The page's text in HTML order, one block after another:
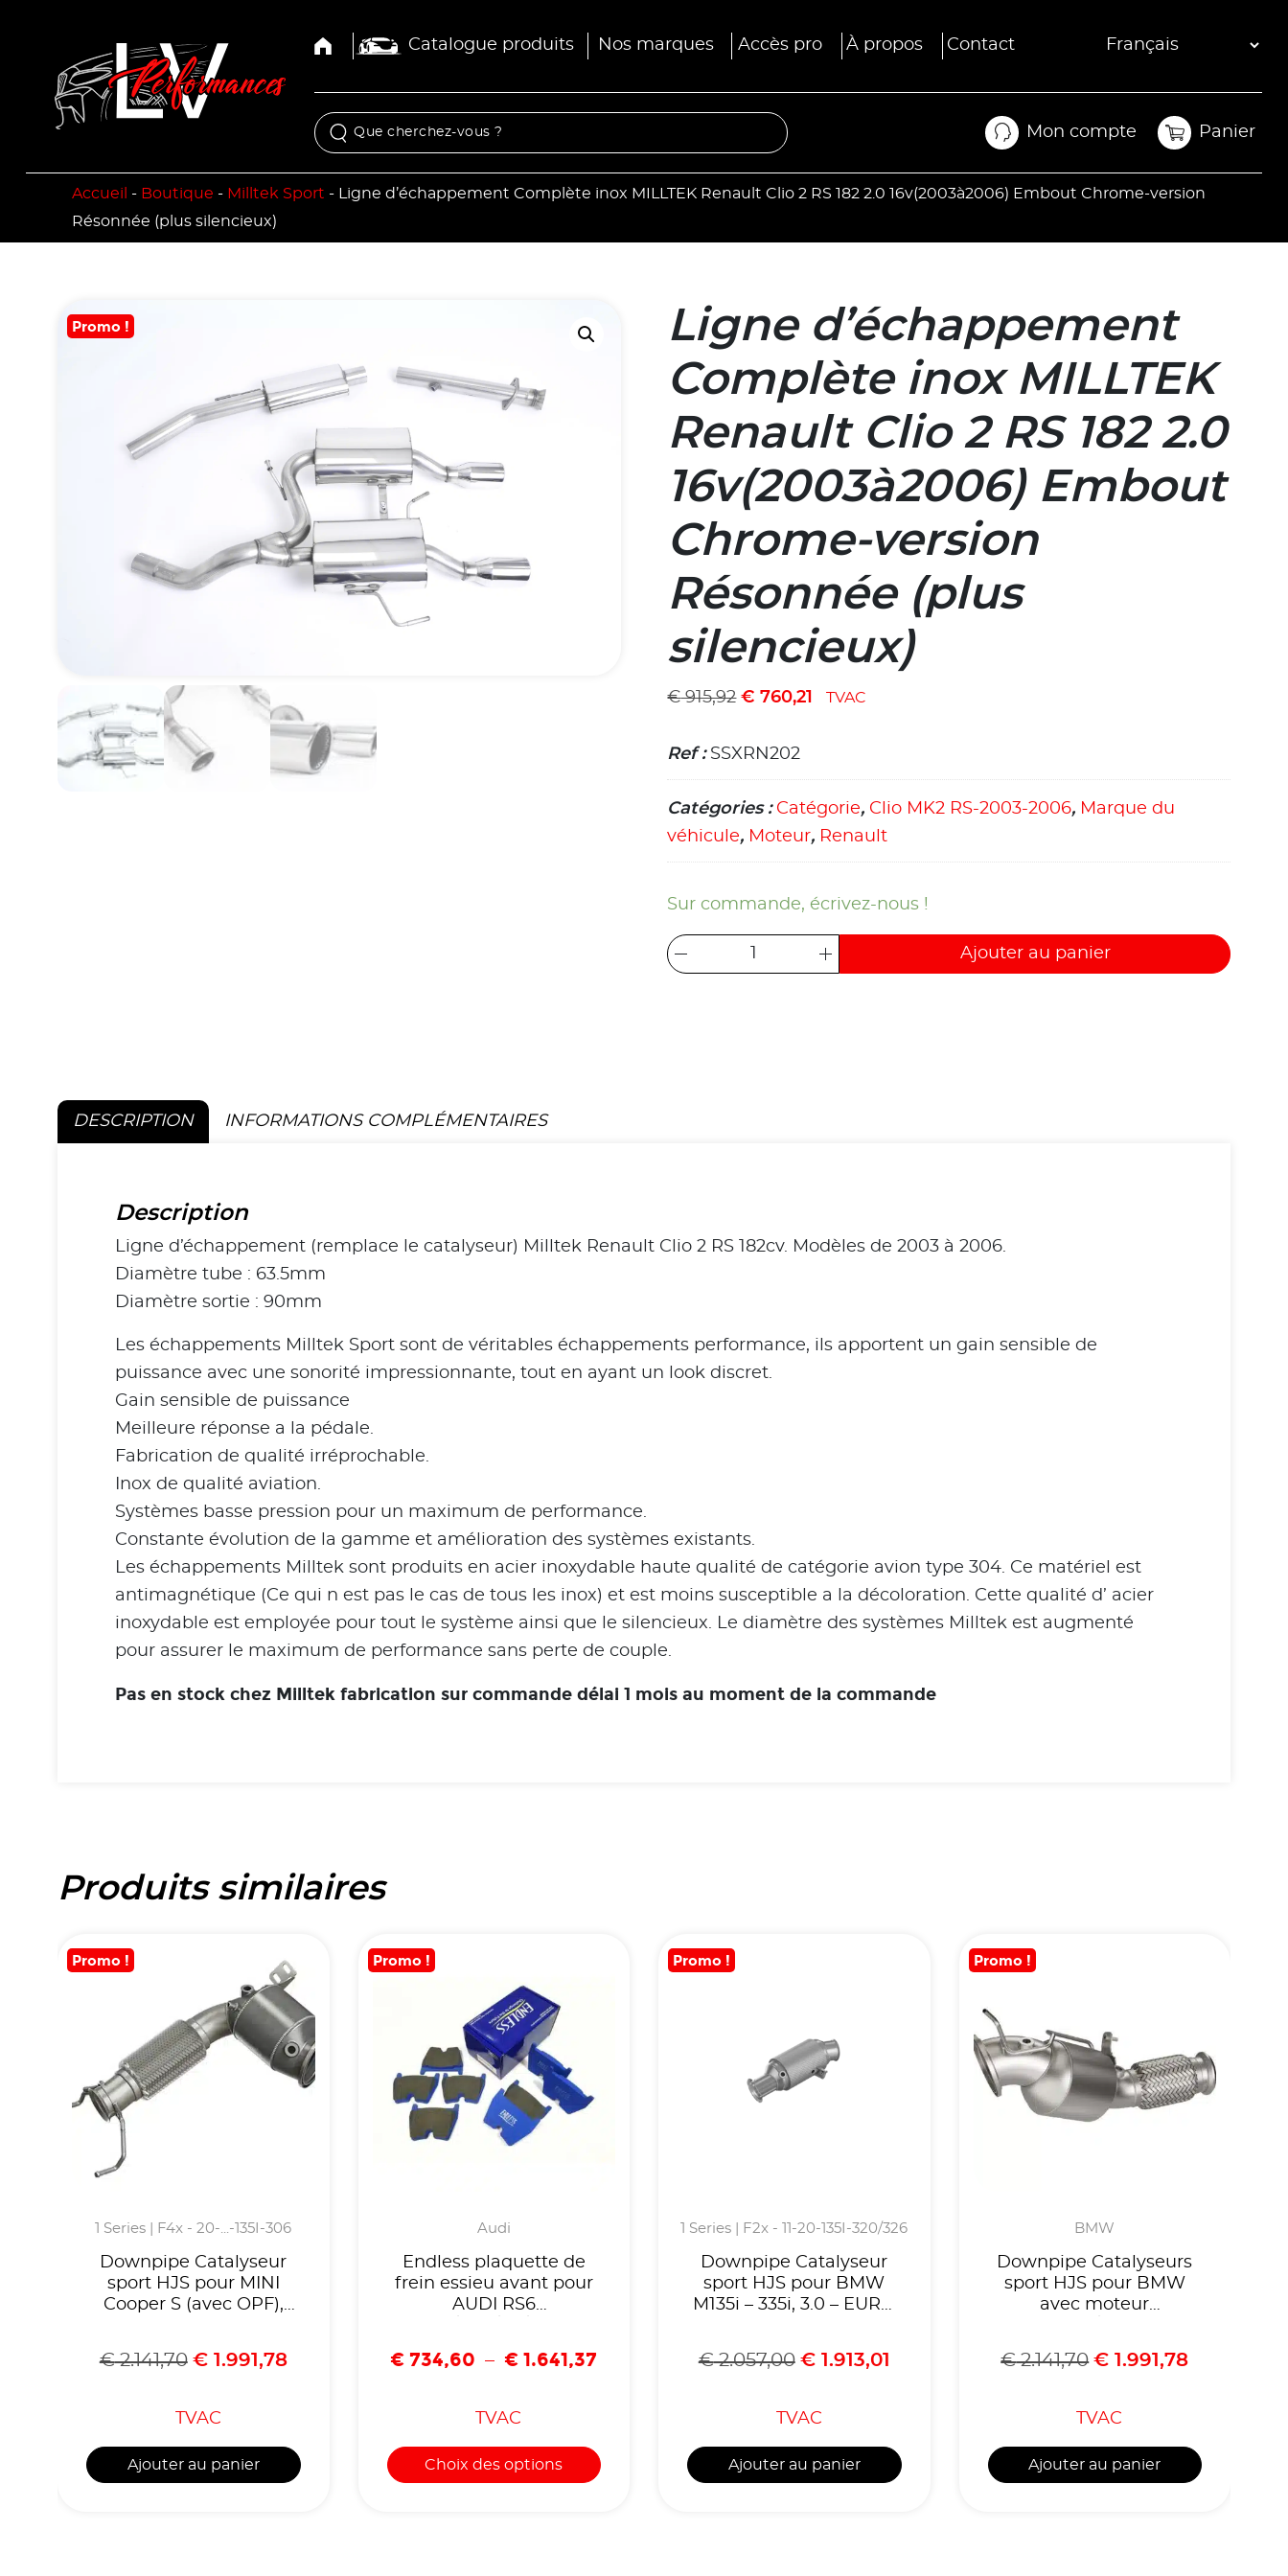
Catalogue produits Nos marques Accès pro À propos Contact
Mon compte
Mon compte
Panier
Panier
Accueil - Boutique - Milltek Sport - Ligne d’échappement Complète inox MILLTEK Renault Clio 2 RS 182 2.0 16v(2003à2006) Embout Chrome-version
Résonnée (plus silencieux)
Promo !
Ligne d’échappement
Complète inox MILLTEK
Renault Clio 2 RS 182 2.0
16v(2003à2006) Embout
Chrome-version
Résonnée (plus
silencieux)
€915,92 € 760,21 TVAC
Ref : SSXRN202
Catégories : Catégorie, Clio MK2 RS-2003-2006, Marque du
véhicule, Moteur, Renault
Sur commande, écrivez-nous !
Ajouter au panier
DESCRIPTION INFORMATIONS COMPLÉMENTAIRES
Description
Ligne d’échappement (remplace le catalyseur) Milltek Renault Clio 2 RS 182cv. Modèles de 2003 à 2006.
Diamètre tube : 63.5mm
Diamètre sortie : 90mm
Les échappements Milltek Sport sont de véritables échappements performance, ils apportent un gain sensible de
puissance avec une sonorité impressionnante, tout en ayant un look discret.
Gain sensible de puissance
Meilleure réponse a la pédale.
Fabrication de qualité irréprochable.
Inox de qualité aviation.
Systèmes basse pression pour un maximum de performance.
Constante évolution de la gamme et amélioration des systèmes existants.
Les échappements Milltek sont produits en acier inoxydable haute qualité de catégorie avion type 304. Ce matériel est
antimagnétique (Ce qui n est pas le cas de tous les inox) et est moins susceptible a la décoloration. Cette qualité d’ acier
inoxydable est employée pour tout le système ainsi que le silencieux. Le diamètre des systèmes Milltek est augmenté
pour assurer le maximum de performance sans perte de couple.
Pas en stock chez Milltek fabrication sur commande délai 1 mois au moment de la commande
Produits similaires
Promo !
1 Series | F4x - 20-...-135I-306
Downpipe Catalyseur
sport HJS pour MINI
Cooper S (avec OPF),
xDrive EURO 6d-
CE,référence 90822031
€2.141,70 €1.991,78
TVAC
Ajouter au panier
Promo !
Audi
Endless plaquette de
frein essieu avant pour
AUDI RS6
EIP159
€ 734,60 – € 1.641,37
TVAC
Choix des options
Promo !
1 Series | F2x - 11-20-135I-320/326
Downpipe Catalyseur
sport HJS pour BMW
M135i – 335i, 3.0 – EURO
CE,référence 90812015
€2.057,00 €1.913,01
TVAC
Ajouter au panier
Promo !
BMW
Downpipe Catalyseurs
sport HJS pour BMW
avec moteur
(voir liste
CE, référence 90822070
€2.141,70 € 1.991,78
TVAC
Ajouter au panier